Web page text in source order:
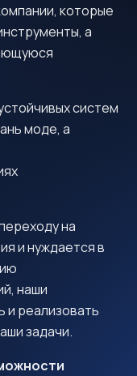
которые
а
систем
моде, а
на
и нуждается в
наши
и реализовать
задачи.